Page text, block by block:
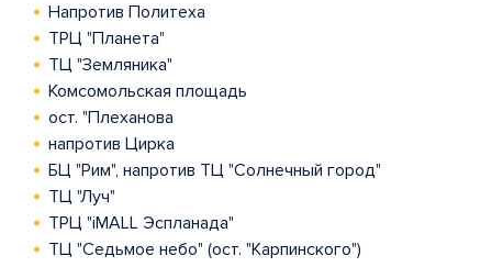
Напротив Политеха
ТРЦ "Планета"
ТЦ "Земляника"
Комсомольская площадь
ост. "Плеханова
напротив Цирка
БЦ "Рим", напротив ТЦ "Солнечный город"
ТЦ "Луч"
ТРЦ "iMALL Эспланада"
ТЦ "Седьмое небо" (ост. "Карпинского")